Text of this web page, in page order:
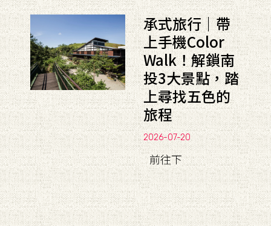
承式旅行｜帶
上手機Color
Walk！解鎖南
投3大景點，踏
上尋找五色的
旅程
2026-07-20
前往下